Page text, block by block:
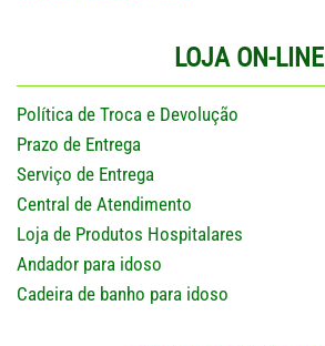
LOJA ON-LINE
Política de Troca e Devolução
Prazo de Entrega
Serviço de Entrega
Central de Atendimento
Loja de Produtos Hospitalares
Andador para idoso
Cadeira de banho para idoso